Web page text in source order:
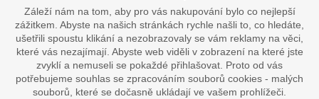
Doprava vaším oblíbeným dopravcem
Záleží nám na tom, aby pro vás nakupování bylo co nejlepší
zážitkem. Abyste na našich stránkách rychle našli to, co hledáte,
ušetřili spoustu klikání a nezobrazovaly se vám reklamy na věci,
které vás nezajímají. Abyste web viděli v zobrazení na které jste
zvyklí a nemuseli se pokaždé přihlašovat. Proto od vás
potřebujeme souhlas se zpracováním souborů cookies - malých
souborů, které se dočasně ukládají ve vašem prohlížeči.